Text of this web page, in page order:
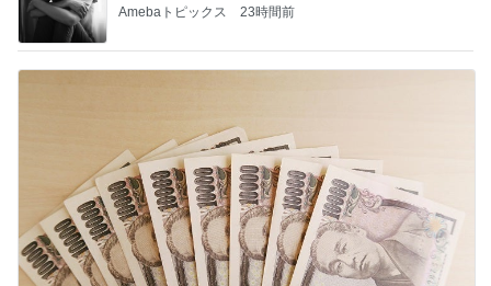
Amebaトピックス 23時間前